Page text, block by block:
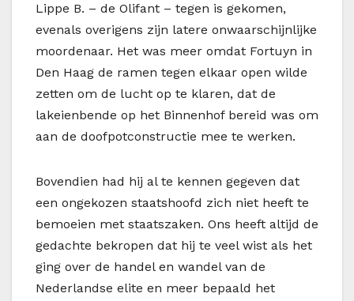
Lippe B. – de Olifant – tegen is gekomen,
evenals overigens zijn latere onwaarschijnlijke
moordenaar. Het was meer omdat Fortuyn in
Den Haag de ramen tegen elkaar open wilde
zetten om de lucht op te klaren, dat de
lakeienbende op het Binnenhof bereid was om
aan de doofpotconstructie mee te werken.
Bovendien had hij al te kennen gegeven dat
een ongekozen staatshoofd zich niet heeft te
bemoeien met staatszaken. Ons heeft altijd de
gedachte bekropen dat hij te veel wist als het
ging over de handel en wandel van de
Nederlandse elite en meer bepaald het